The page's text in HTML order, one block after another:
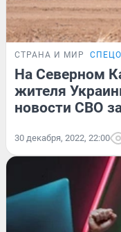
СТРАНА И МИР
На Северном
жителя
новости СВО
30 декабря, 2022, 22:00